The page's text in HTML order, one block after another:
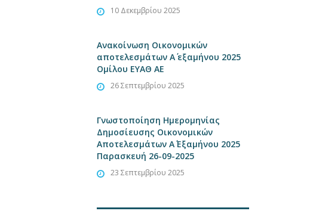
10 Δεκεμβρίου 2025
Ανακοίνωση Οικονομικών
αποτελεσμάτων Α΄ εξαμήνου 2025
Ομίλου ΕΥΑΘ ΑΕ
26 Σεπτεμβρίου 2025
Γνωστοποίηση Ημερομηνίας
Δημοσίευσης Οικονομικών
Αποτελεσμάτων Α΄ Εξαμήνου 2025
Παρασκευή 26-09-2025
23 Σεπτεμβρίου 2025